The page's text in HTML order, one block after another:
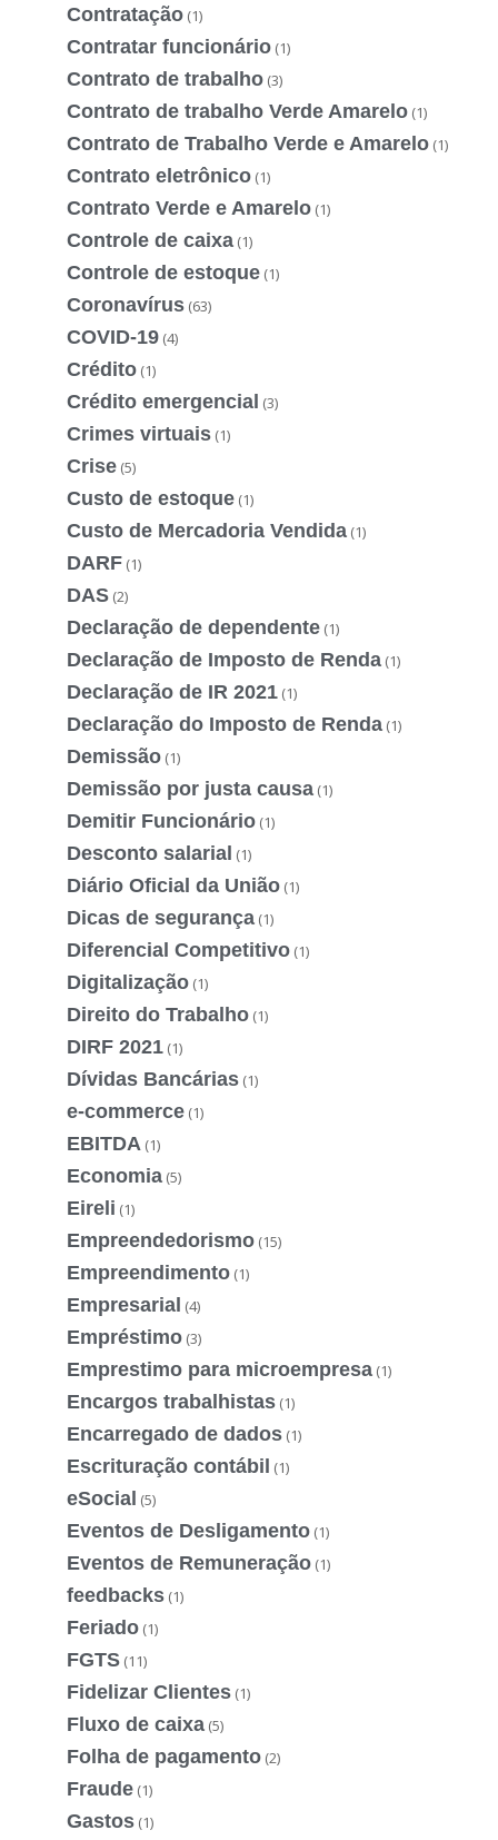
Contratação (1)
Contratar funcionário (1)
Contrato de trabalho (3)
Contrato de trabalho Verde Amarelo (1)
Contrato de Trabalho Verde e Amarelo (1)
Contrato eletrônico (1)
Contrato Verde e Amarelo (1)
Controle de caixa (1)
Controle de estoque (1)
Coronavírus (63)
COVID-19 (4)
Crédito (1)
Crédito emergencial (3)
Crimes virtuais (1)
Crise (5)
Custo de estoque (1)
Custo de Mercadoria Vendida (1)
DARF (1)
DAS (2)
Declaração de dependente (1)
Declaração de Imposto de Renda (1)
Declaração de IR 2021 (1)
Declaração do Imposto de Renda (1)
Demissão (1)
Demissão por justa causa (1)
Demitir Funcionário (1)
Desconto salarial (1)
Diário Oficial da União (1)
Dicas de segurança (1)
Diferencial Competitivo (1)
Digitalização (1)
Direito do Trabalho (1)
DIRF 2021 (1)
Dívidas Bancárias (1)
e-commerce (1)
EBITDA (1)
Economia (5)
Eireli (1)
Empreendedorismo (15)
Empreendimento (1)
Empresarial (4)
Empréstimo (3)
Emprestimo para microempresa (1)
Encargos trabalhistas (1)
Encarregado de dados (1)
Escrituração contábil (1)
eSocial (5)
Eventos de Desligamento (1)
Eventos de Remuneração (1)
feedbacks (1)
Feriado (1)
FGTS (11)
Fidelizar Clientes (1)
Fluxo de caixa (5)
Folha de pagamento (2)
Fraude (1)
Gastos (1)